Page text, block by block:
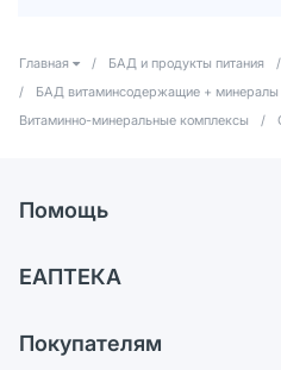
Главная / БАД и продукты питания /
/
БАД витаминсодержащие + минералы
Витаминно-минеральные комплексы
/
Помощь
Самовывоз из аптек
ЕАПТЕКА
Карьера
Покупателям